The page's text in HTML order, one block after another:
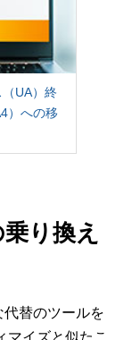
UA）終
）への移
り換え
替のツールを
マイズと似たこ